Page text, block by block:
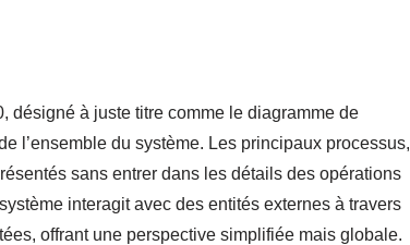
désigné à juste titre comme le diagramme de
l’ensemble du système. Les principaux processus,
sans entrer dans les détails des opérations
interagit avec des entités externes à travers
offrant une perspective simplifiée mais globale.